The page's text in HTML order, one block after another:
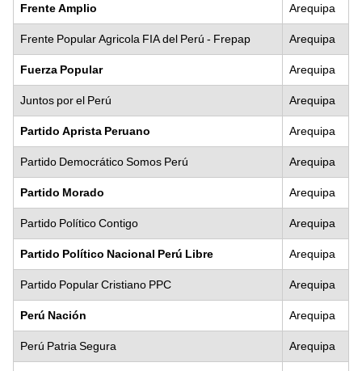
Frente Amplio Arequipa
Frente Popular Agricola FIA del Perú - Frepap Arequipa
Fuerza Popular Arequipa
Juntos por el Perú Arequipa
Partido Aprista Peruano Arequipa
Partido Democrático Somos Perú Arequipa
Partido Morado Arequipa
Partido Político Contigo Arequipa
Partido Político Nacional Perú Libre Arequipa
Partido Popular Cristiano PPC Arequipa
Perú Nación Arequipa
Perú Patria Segura Arequipa